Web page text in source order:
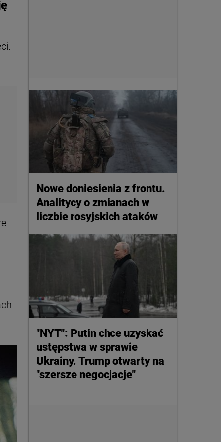
Nowe doniesienia z frontu.
Analitycy o zmianach w
liczbie rosyjskich ataków
"NYT": Putin chce uzyskać
ustępstwa w sprawie
Ukrainy. Trump otwarty na
"szersze negocjacje"